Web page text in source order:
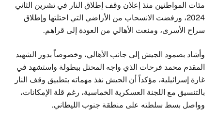
مئات المواطنين منذ إعلان وقف إطلاق النار في تشرين الثاني
2024، ورفضت الانسحاب من الأراضي التي احتلتها وإطلاق
سراح الأسرى، ومنعت الأهالي من العودة إلى قراهم.
وأشاد بصمود الجيش إلى جانب الأهالي، وخصوصاً بدور الشهيد
المقدم محمد فرحات الذي واجه المحتل ببطولة واستشهد في
غارة إسرائيلية، مؤكداً أن الجيش نفذ مهماته بتطبيق وقف النار
بالتنسيق مع اللجنة العسكرية الخماسية، رغم قلة الإمكانات،
وواصل بسط سلطته على منطقة جنوب الليطاني.